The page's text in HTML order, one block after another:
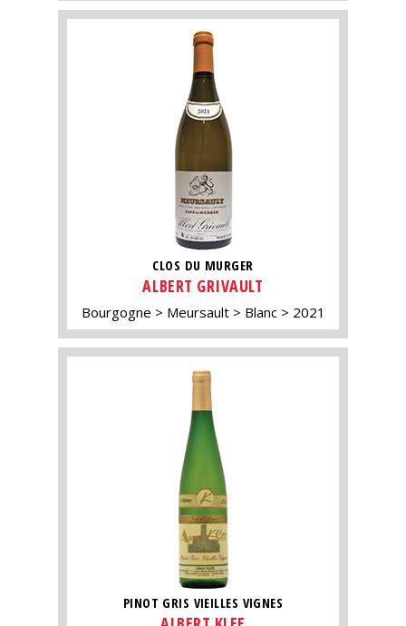
CLOS DU MURGER
ALBERT GRIVAULT
Bourgogne Meursault Blanc 2021
PINOT GRIS VIEILLES VIGNES